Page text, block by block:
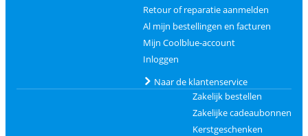
Retour of reparatie aanmelden
Al mijn bestellingen en facturen
Mijn Coolblue-account
Inloggen
Naar de klantenservice
Zakelijk bestellen
Zakelijke cadeaubonnen
Kerstgeschenken